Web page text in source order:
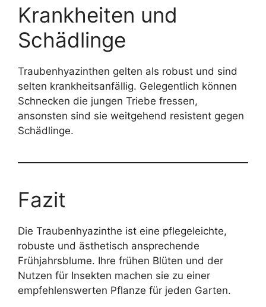
Krankheiten und
Schädlinge
Traubenhyazinthen gelten als robust und sind
selten krankheitsanfällig. Gelegentlich können
Schnecken die jungen Triebe fressen,
ansonsten sind sie weitgehend resistent gegen
Schädlinge.
Fazit
Die Traubenhyazinthe ist eine pflegeleichte,
robuste und ästhetisch ansprechende
Frühjahrsblume. Ihre frühen Blüten und der
Nutzen für Insekten machen sie zu einer
empfehlenswerten Pflanze für jeden Garten.